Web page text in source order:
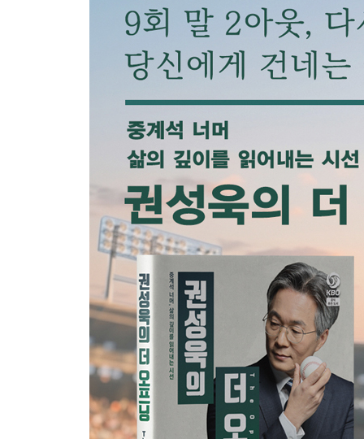
15. 2024년 8월 16일 한화이글스 : SSG랜더스
16. 2024년 9월 14일 KT위즈 : 두산베어스
18. 2025년 4월 4일 기아타이거즈 : LG트윈스
19. 2025년 4월 17일 KT위즈 : 기아타이거즈
20. 2025년 5월 1일 삼성라이온즈 : SSG랜더스
21. 2025년 5월 27일 NC다이노스 : SSG랜더스
22. 2025년 6월 6일 LG트윈스 : 키움히어로즈
23. 2025년 6월 27일 한화이글스 : SSG랜더스
24. 2025년 7월 3일 기아타이거즈 : SSG랜더스
25. 2025년 8월22일 두산베어스 : KT위즈
26. 2025년 9월 11일 기아타이거즈 : 롯데자이언츠
27. 2025년 9월 27일 한화이글스 : LG트윈스
28. 2025년 9월 30일 두산베어스 : LG트윈스
Epilogue